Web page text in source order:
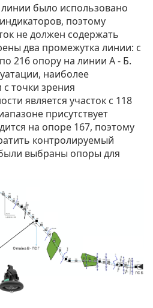
было использовано
поэтому
не должен содержать
два промежутка линии: с
216 опору на линии А - Б.
наиболее
точки зрения
является участок с 118
присутствует
на опоре 167, поэтому
контролируемый
были выбраны опоры для